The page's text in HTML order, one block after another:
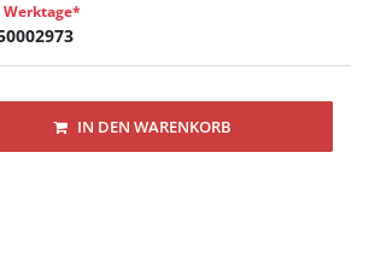
Werktage*
IN DEN WARENKORB